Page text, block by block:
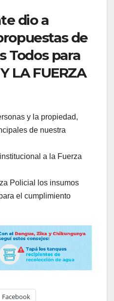
dio a
de
Todos para
LA FUERZA
y la propiedad,
de nuestra
a la Fuerza
Policial los insumos
el cumplimiento
Facebook